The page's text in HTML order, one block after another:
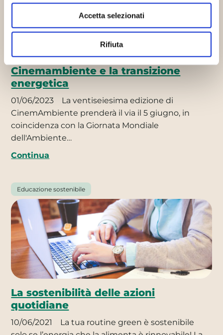
Accetta selezionati
Rifiuta
Cinemambiente e la transizione
energetica
01/06/2023
La ventiseiesima edizione di
CinemAmbiente prenderà il via il 5 giugno, in
coincidenza con la Giornata Mondiale
dell'Ambiente…
Continua
Educazione sostenibile
La sostenibilità delle azioni
quotidiane
10/06/2021
La tua routine green è sostenibile